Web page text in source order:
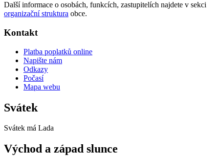
Další informace o osobách, funkcích, zastupitelích najdete v sekci
organizační struktura obce.
Kontakt
Platba poplatků online
Napište nám
Odkazy
Počasí
Mapa webu
Svátek
Svátek má Lada
Východ a západ slunce